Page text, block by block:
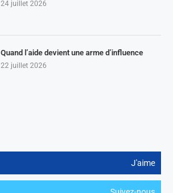
24 juillet 2026
Quand l’aide devient une arme d’influence
22 juillet 2026
J'aime